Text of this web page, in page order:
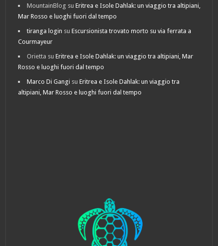
MountainBlog suEritrea e Isole Dahlak: un viaggio tra altipiani,
Mar Rosso e luoghi fuori dal tempo
tiranga login suEscursionista trovato morto su via ferrata a
Courmayeur
Orietta suEritrea e Isole Dahlak: un viaggio tra altipiani, Mar
Rosso e luoghi fuori dal tempo
Marco Di Gangi suEritrea e Isole Dahlak: un viaggio tra
altipiani, Mar Rosso e luoghi fuori dal tempo